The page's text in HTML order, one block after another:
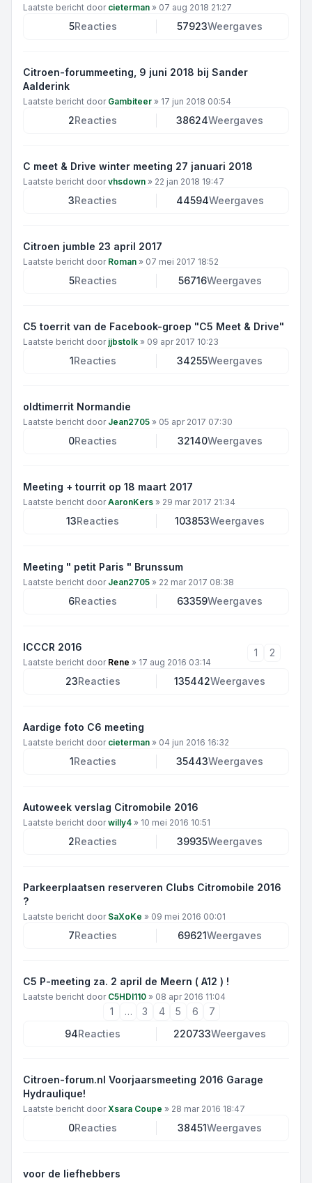
Laatste bericht door cieterman » 07 aug 2018 21:27
5Reacties 57923Weergaves
Citroen-forummeeting, 9 juni 2018 bij Sander
Aalderink
Laatste bericht door Gambiteer » 17 jun 2018 00:54
2Reacties 38624Weergaves
C meet & Drive winter meeting 27 januari 2018
Laatste bericht doorvhsdown » 22 jan 2018 19:47
3Reacties 44594Weergaves
Citroen jumble 23 april 2017
Laatste bericht door Roman » 07 mei 2017 18:52
5Reacties 56716Weergaves
C5 toerrit van de Facebook-groep "C5 Meet & Drive"
Laatste bericht door jjbstolk » 09 apr 2017 10:23
1Reacties 34255Weergaves
oldtimerrit Normandie
Laatste bericht door Jean2705 » 05 apr 2017 07:30
0Reacties 32140Weergaves
Meeting + tourrit op 18 maart 2017
Laatste bericht doorAaronKers » 29 mar 2017 21:34
13Reacties 103853Weergaves
Meeting " petit Paris " Brunssum
Laatste bericht door Jean2705 » 22 mar 2017 08:38
6Reacties 63359Weergaves
ICCCR 2016
Laatste bericht door Rene » 17 aug 2016 03:14
1 2
23Reacties 135442Weergaves
Aardige foto C6 meeting
Laatste bericht door cieterman » 04 jun 2016 16:32
1Reacties 35443Weergaves
Autoweek verslag Citromobile 2016
Laatste bericht doorwilly4 » 10 mei 2016 10:51
2Reacties 39935Weergaves
Parkeerplaatsen reserveren Clubs Citromobile 2016
?
Laatste bericht door SaXoKe » 09 mei 2016 00:01
7Reacties 69621Weergaves
C5 P-meeting za. 2 april de Meern ( A12 ) !
Laatste bericht door C5HDI110 » 08 apr 2016 11:04
1 … 3 4 5 6
7
94Reacties 220733Weergaves
Citroen-forum.nl Voorjaarsmeeting 2016 Garage
Hydraulique!
Laatste bericht doorXsara Coupe » 28 mar 2016 18:47
0Reacties 38451Weergaves
voor de liefhebbers